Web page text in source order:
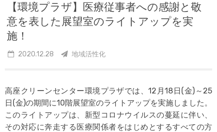
【環境プラザ】医療従事者への感謝と敬
意を表した展望室のライトアップを実
施！
2020.12.28 地域活性化
高座クリーンセンター環境プラザでは、12月18日(金)～25
日(金)の期間に10階展望室のライトアップを実施しました。
このライトアップは、新型コロナウイルスの蔓延に伴い、
その対応に奔走する医療関係者をはじめとするすべての方